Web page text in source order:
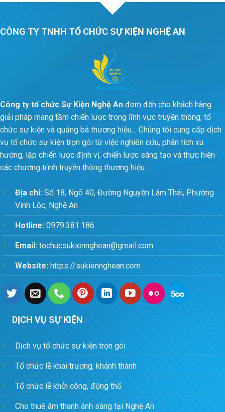
CÔNG TY TNHH TỔ CHỨC SỰ KIỆN NGHỆ AN
Công ty tổ chức Sự Kiện Nghệ An đem đến cho khách hàng
giải pháp mang tầm chiến lược trong lĩnh vực truyền thông, tổ
chức sự kiện và quảng bá thương hiệu… Chúng tôi cung cấp dịch
vụ tổ chức sự kiện trọn gói từ việc nghiên cứu, phân tích xu
hướng, lập chiến lược định vị, chiến lược sáng tạo và thực hiện
các chương trình truyền thông thương hiệu...
Địa chỉ: Số 18, Ngõ 40, Đường Nguyễn Lâm Thái, Phường
Vinh Lộc, Nghệ An
Hotline: 0979.381.186
Email: tochucsukiennghean@gmail.com
Website: https://sukiennghean.com
DỊCH VỤ SỰ KIỆN
Dịch vụ tổ chức sự kiện trọn gói
Tổ chức lễ khai trương, khánh thành
Tổ chức lễ khởi công, động thổ
Cho thuê âm thanh ánh sáng tại Nghệ An